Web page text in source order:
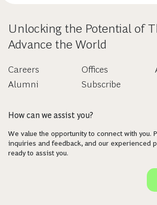
Unlocking the Potential of
Advance the World
Careers
Alumni
Offices
Subscribe
How can we assist you?
We value the opportunity to connect with you.
inquiries and feedback, and our experienced
ready to assist you.